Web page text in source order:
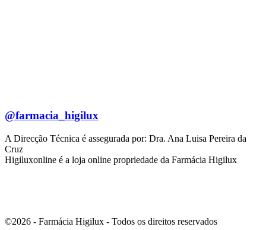
@farmacia_higilux
A Direcção Técnica é assegurada por: Dra. Ana Luisa Pereira da
Cruz
Higiluxonline é a loja online propriedade da Farmácia Higilux
©2026 - Farmácia Higilux - Todos os direitos reservados